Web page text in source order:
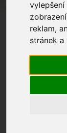
reklam,
stránek